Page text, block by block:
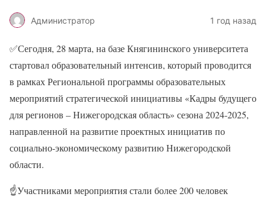
Администратор 1 год назад
✅Сегодня, 28 марта, на базе Княгининского университета
стартовал образовательный интенсив, который проводится
в рамках Региональной программы образовательных
мероприятий стратегической инициативы «Кадры будущего
для регионов – Нижегородская область» сезона 2024-2025,
направленной на развитие проектных инициатив по
социально-экономическому развитию Нижегородской
области.
☝Участниками мероприятия стали более 200 человек